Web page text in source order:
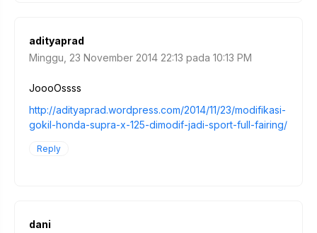
adityaprad
Minggu, 23 November 2014 22:13 pada 10:13 PM
JoooOssss
http://adityaprad.wordpress.com/2014/11/23/modifikasi-
gokil-honda-supra-x-125-dimodif-jadi-sport-full-fairing/
Reply
dani